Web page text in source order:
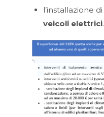
l’installazione di
veicoli elettrici.